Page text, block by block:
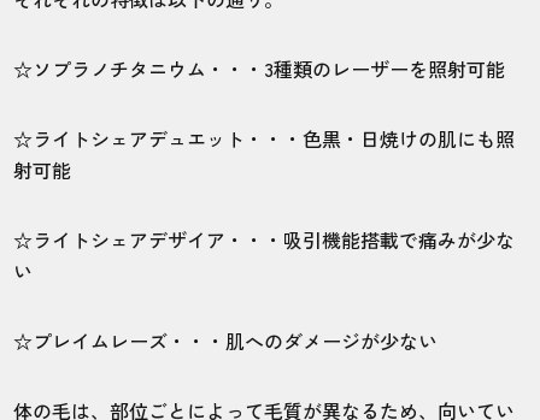
☆ソプラノチタニウム・・・3種類のレーザーを照射可能
☆ライトシェアデュエット・・・色黒・日焼けの肌にも照
射可能
☆ライトシェアデザイア・・・吸引機能搭載で痛みが少な
い
☆プレイムレーズ・・・肌へのダメージが少ない
体の毛は、部位ごとによって毛質が異なるため、向いてい